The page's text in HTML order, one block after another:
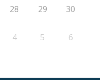
28 29 30
4 5 6